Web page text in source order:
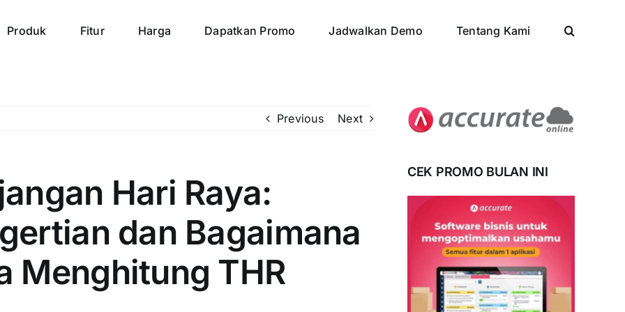
Produk Fitur Harga Dapatkan Promo Jadwalkan Demo Tentang Kami
Previous Next
Hari Raya:
dan Bagaimana
Menghitung THR
CEK PROMO BULAN INI